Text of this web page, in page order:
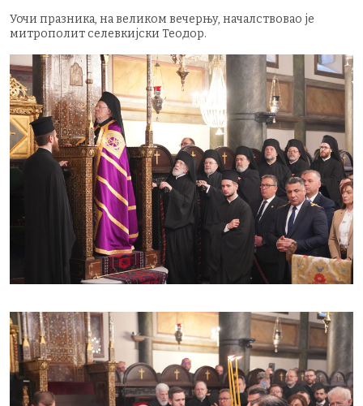
Уочи празника, на великом вечерњу, началствовао је
митрополит селевкијски Теодор.